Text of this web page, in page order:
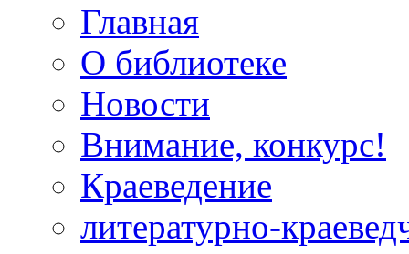
Главная
О библиотеке
Новости
Внимание, конкурс!
Краеведение
литературно-